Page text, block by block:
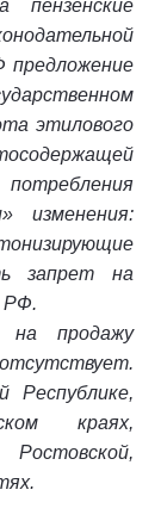
предложение
этилового
изменения:
запрет на
РФ.
на продажу
Республике,
краях,